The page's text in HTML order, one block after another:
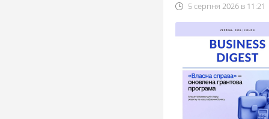
5серпня 2026 в 11:21